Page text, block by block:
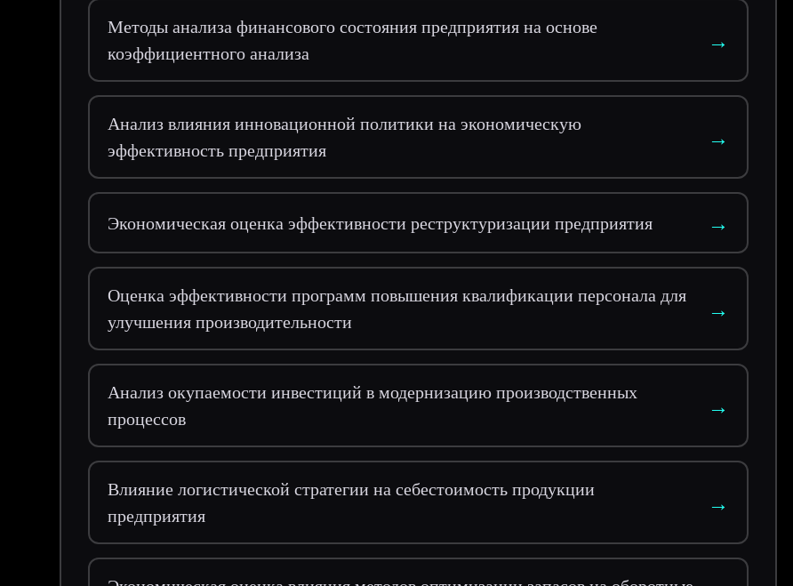
Методы анализа финансового состояния предприятия на основе
коэффициентного анализа
→
Анализ влияния инновационной политики на экономическую
эффективность предприятия
→
Экономическая оценка эффективности реструктуризации предприятия →
Оценка эффективности программ повышения квалификации персонала для
улучшения производительности
→
Анализ окупаемости инвестиций в модернизацию производственных
процессов
→
Влияние логистической стратегии на себестоимость продукции
предприятия
→